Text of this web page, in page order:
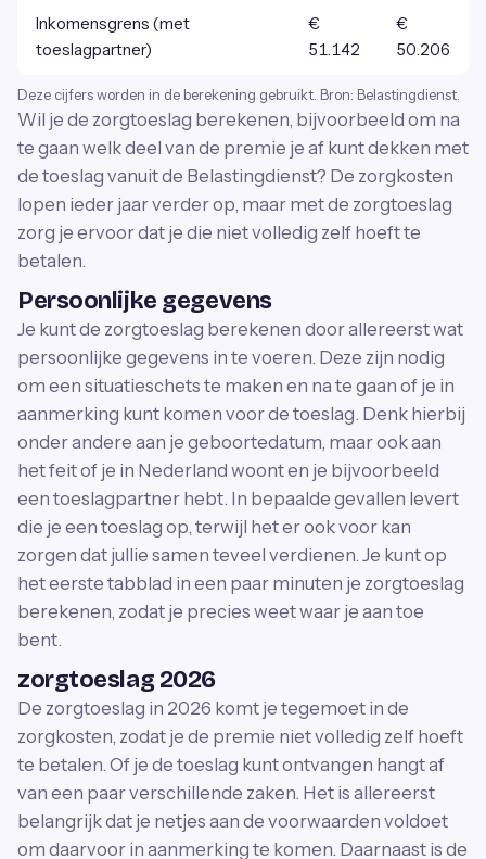
Inkomensgrens (met
toeslagpartner)
€
51.142
€
50.206
Deze cijfers worden in de berekening gebruikt. Bron: Belastingdienst.
Wil je de zorgtoeslag berekenen, bijvoorbeeld om na
te gaan welk deel van de premie je af kunt dekken met
de toeslag vanuit de Belastingdienst? De zorgkosten
lopen ieder jaar verder op, maar met de zorgtoeslag
zorg je ervoor dat je die niet volledig zelf hoeft te
betalen.
Persoonlijke gegevens
Je kunt de zorgtoeslag berekenen door allereerst wat
persoonlijke gegevens in te voeren. Deze zijn nodig
om een situatieschets te maken en na te gaan of je in
aanmerking kunt komen voor de toeslag. Denk hierbij
onder andere aan je geboortedatum, maar ook aan
het feit of je in Nederland woont en je bijvoorbeeld
een toeslagpartner hebt. In bepaalde gevallen levert
die je een toeslag op, terwijl het er ook voor kan
zorgen dat jullie samen teveel verdienen. Je kunt op
het eerste tabblad in een paar minuten je zorgtoeslag
berekenen, zodat je precies weet waar je aan toe
bent.
zorgtoeslag 2026
De zorgtoeslag in 2026 komt je tegemoet in de
zorgkosten, zodat je de premie niet volledig zelf hoeft
te betalen. Of je de toeslag kunt ontvangen hangt af
van een paar verschillende zaken. Het is allereerst
belangrijk dat je netjes aan de voorwaarden voldoet
om daarvoor in aanmerking te komen. Daarnaast is de